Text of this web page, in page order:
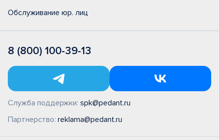
Обслуживание юр. лиц
8 (800) 100-39-13
Служба поддержки: spk@pedant.ru
Партнерство: reklama@pedant.ru